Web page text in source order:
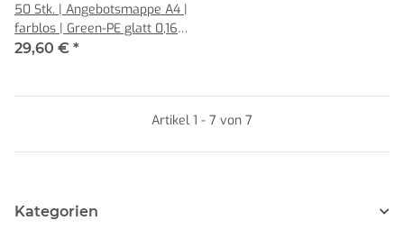
50 Stk. | Angebotsmappe A4 |
farblos | Green-PE glatt 0,160
mm | REIF Hamburg
29,60 € *
Artikel 1 - 7 von 7
Kategorien